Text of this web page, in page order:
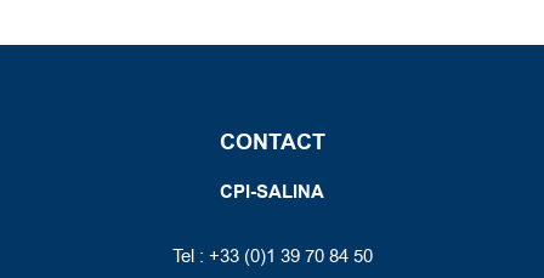
CONTACT
CPI-SALINA
Tel : +33 (0)1 39 70 84 50